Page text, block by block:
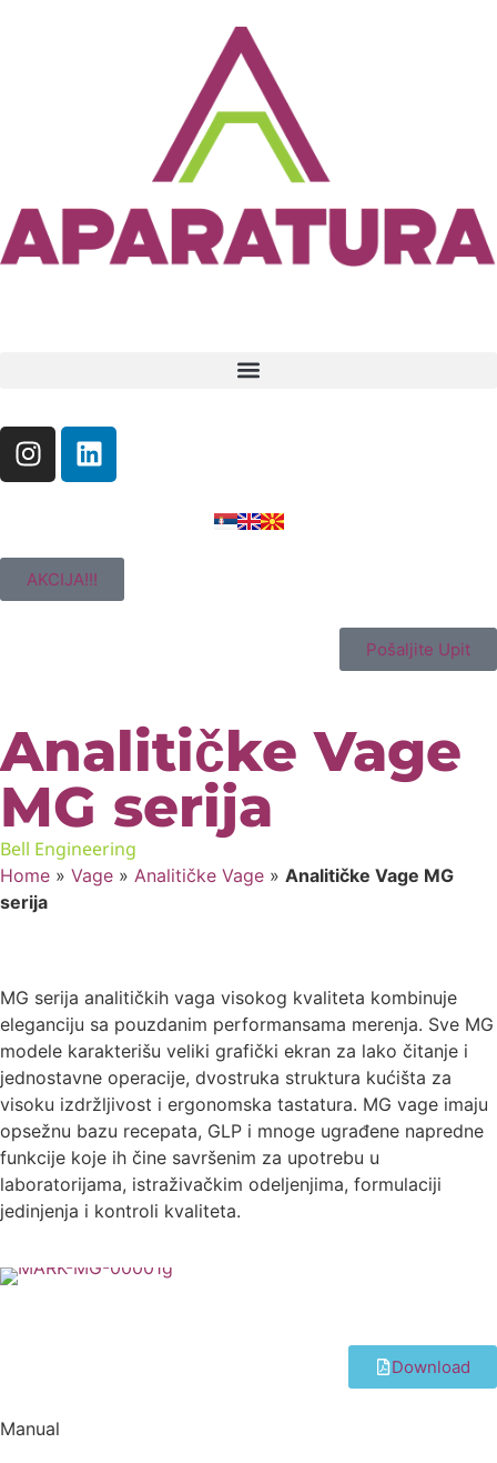
AKCIJA!!!
Pošaljite Upit
Analitičke Vage
MG serija
Bell Engineering
Home » Vage » Analitičke Vage » Analitičke Vage MG
serija
MG serija analitičkih vaga visokog kvaliteta kombinuje
eleganciju sa pouzdanim performansama merenja. Sve MG
modele karakterišu veliki grafički ekran za lako čitanje i
jednostavne operacije, dvostruka struktura kućišta za
visoku izdržljivost i ergonomska tastatura. MG vage imaju
opsežnu bazu recepata, GLP i mnoge ugrađene napredne
funkcije koje ih čine savršenim za upotrebu u
laboratorijama, istraživačkim odeljenjima, formulaciji
jedinjenja i kontroli kvaliteta.
Download
Manual